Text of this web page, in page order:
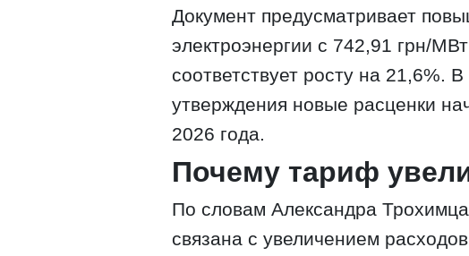
Документ предусматривает
электроэнергии с 742,91 грн/
соответствует росту на 21,6%.
утверждения новые расценки
2026 года.
Почему тариф
По словам Александра
связана с увеличением